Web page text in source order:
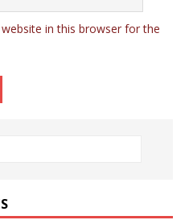
in this browser for the